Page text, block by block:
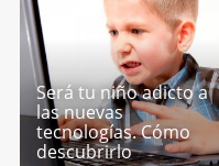
Será tu niño adicto a
las nuevas
tecnologías. Cómo
descubrirlo